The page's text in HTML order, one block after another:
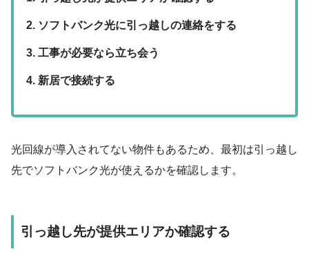
ソフトバンク光に引っ越しの連絡をする
工事が必要なら立ち会う
新居で接続する
光回線が導入されてない物件もあるため、最初は引っ越し
先でソフトバンク光が使えるかを確認します。
引っ越し先が提供エリアか確認する